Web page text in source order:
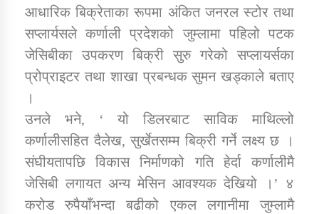
कर्णाली प्राविधि शिक्षालय जुम्लाको सुचना
तातोपानी गाउँपालिकाको न्यायिक समिति सम्बन्धी सन्देश
तातोपानी गाउँपालिका जुम्लाको महिला तथा लैङ्गिक हिंसा
सम्बन्धी सूचना सन्देश
आधारिक बिक्रेताका रूपमा अंकित जनरल स्टोर तथा
सप्लार्यसले कर्णाली प्रदेशको जुम्लामा पहिलो पटक
जेसिबीका उपकरण बिक्री सुरु गरेको सप्लायर्सका
प्रोप्राइटर तथा शाखा प्रबन्धक सुमन खड्काले बताए
।
उनले भने, ‘ यो डिलरबाट साविक माथिल्लो
कर्णालीसहित दैलेख, सुर्खेतसम्म बिक्री गर्ने लक्ष्य छ ।
संघीयतापछि विकास निर्माणको गति हेर्दा कर्णालीमै
जेसिबी लगायत अन्य मेसिन आवश्यक देखियो ।’ ४
करोड रुपैयाँभन्दा बढीको एकल लगानीमा जुम्लामै